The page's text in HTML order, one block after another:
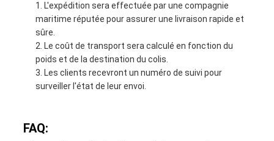
L'expédition sera effectuée par une compagnie
maritime réputée pour assurer une livraison rapide et
sûre.
Le coût de transport sera calculé en fonction du
poids et de la destination du colis.
Les clients recevront un numéro de suivi pour
surveiller l'état de leur envoi.
FAQ: